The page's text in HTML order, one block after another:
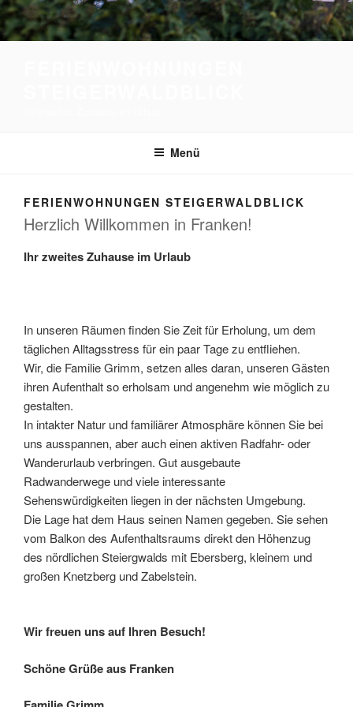
Menü
FERIENWOHNUNGEN STEIGERWALDBLICK
Herzlich Willkommen in Franken!
Ihr zweites Zuhause im Urlaub
In unseren Räumen finden Sie Zeit für Erholung, um dem
täglichen Alltagsstress für ein paar Tage zu entfliehen.
Wir, die Familie Grimm, setzen alles daran, unseren Gästen
ihren Aufenthalt so erholsam und angenehm wie möglich zu
gestalten.
In intakter Natur und familiärer Atmosphäre können Sie bei
uns ausspannen, aber auch einen aktiven Radfahr- oder
Wanderurlaub verbringen. Gut ausgebaute
Radwanderwege und viele interessante
Sehenswürdigkeiten liegen in der nächsten Umgebung.
Die Lage hat dem Haus seinen Namen gegeben. Sie sehen
vom Balkon des Aufenthaltsraums direkt den Höhenzug
des nördlichen Steiergwalds mit Ebersberg, kleinem und
großen Knetzberg und Zabelstein.
Wir freuen uns auf Ihren Besuch!
Schöne Grüße aus Franken